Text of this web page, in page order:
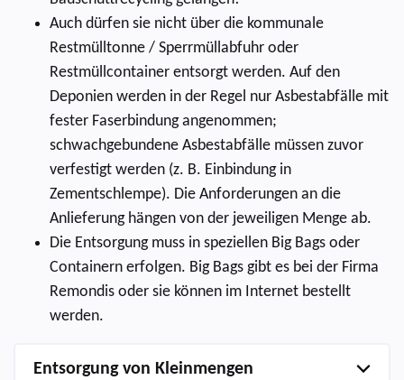
Auch dürfen sie nicht über die kommunale
Restmülltonne / Sperrmüllabfuhr oder
Restmüllcontainer entsorgt werden. Auf den
Deponien werden in der Regel nur Asbestabfälle mit
fester Faserbindung angenommen;
schwachgebundene Asbestabfälle müssen zuvor
verfestigt werden (z. B. Einbindung in
Zementschlempe). Die Anforderungen an die
Anlieferung hängen von der jeweiligen Menge ab.
Die Entsorgung muss in speziellen Big Bags oder
Containern erfolgen. Big Bags gibt es bei der Firma
Remondis oder sie können im Internet bestellt
werden.
Entsorgung von Kleinmengen